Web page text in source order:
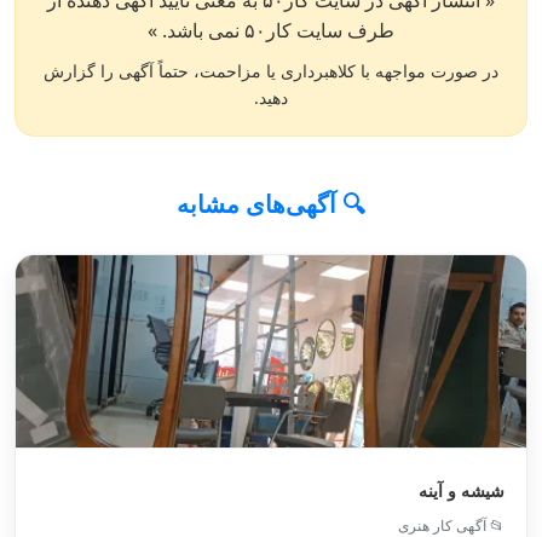
طرف سایت کار۵۰ نمی باشد. »
در صورت مواجهه با کلاهبرداری یا مزاحمت، حتماً آگهی را گزارش
دهید.
🔍 آگهی‌های مشابه
شیشه و آینه
📂 آگهی کار هنری